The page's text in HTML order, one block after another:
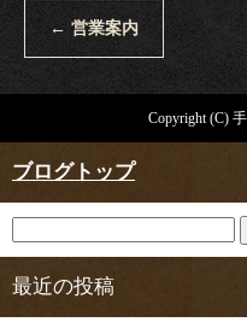
← 営業案内
Copyright (C)
ブログトップ
最近の投稿